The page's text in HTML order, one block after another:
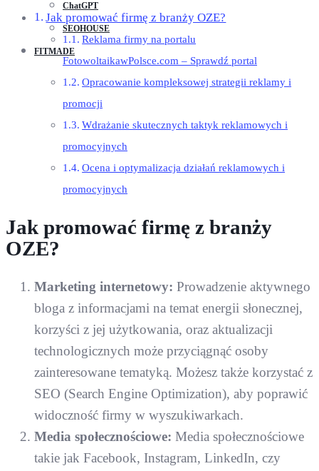
ChatGPT
SEOHOUSE
FITMADE
Jak promować firmę z branży OZE?
Reklama firmy na portalu
FotowoltaikawPolsce.com – Sprawdź portal
Opracowanie kompleksowej strategii reklamy i
promocji
Wdrażanie skutecznych taktyk reklamowych i
promocyjnych
Ocena i optymalizacja działań reklamowych i
promocyjnych
Jak promować firmę z branży
OZE?
Marketing internetowy: Prowadzenie aktywnego
bloga z informacjami na temat energii słonecznej,
korzyści z jej użytkowania, oraz aktualizacji
technologicznych może przyciągnąć osoby
zainteresowane tematyką. Możesz także korzystać z
SEO (Search Engine Optimization), aby poprawić
widoczność firmy w wyszukiwarkach.
Media społecznościowe: Media społecznościowe
takie jak Facebook, Instagram, LinkedIn, czy